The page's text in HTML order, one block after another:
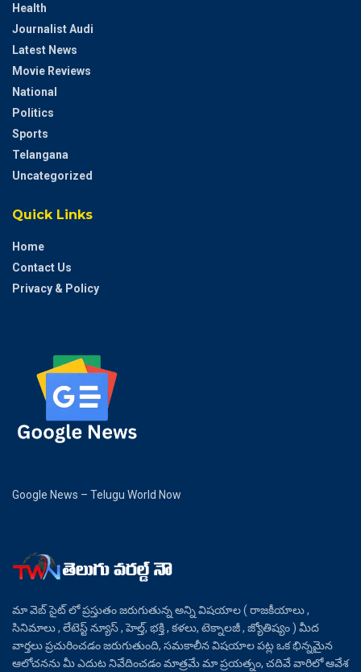
Health
Journalist Audi
Latest News
Movie Reviews
National
Politics
Sports
Telangana
Uncategorized
Quick Links
Home
Contact Us
Privacy & Policy
Google News – Telugu World Now
మా వెబ్ సైట్ లో ప్రస్తుతం జరుగుతున్న అన్ని విషయాల ( రాజకీయాలు ,
సినిమాలు , లేటెస్ట్ న్యూస్ , హెల్త్, భక్తి , కళలు, టెక్నాలజీ , జ్యోతిష్యం ) మీద
వార్తలు ప్రచురించడం జరుగుతుంది, సమకాలీన విషయాల పట్ల ఒక భిన్నమైన
ఆలోచనను మీ ఎదుట నివేదించడం మాత్రమే మా ప్రయత్నం, చదివే వారిలో ఆవేశ